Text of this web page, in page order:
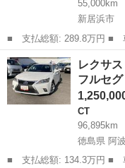
55,000km
新居浜市
■ 支払総額: 289.8万円 ■ 車両本体価格： 2,830,000 円 ■ メーカ
ー名： レクサス ■ 車種
ｈ Ｆスポーツ ◇ワンオー
ビ、フル...
愛媛 新居浜市 レク
レクサ
フルセ
CT
96,895km
徳島県 阿
■ 支払総額: 134.3万円 ■ 車両本体価格： 1,250,000 円 ■ メーカ